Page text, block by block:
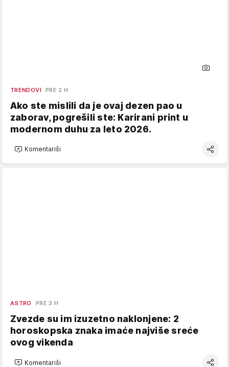
TRENDOVI PRE 2 H
Ako ste mislili da je ovaj dezen pao u
zaborav, pogrešili ste: Karirani print u
modernom duhu za leto 2026.
Komentariši
ASTRO PRE 3 H
Zvezde su im izuzetno naklonjene: 2
horoskopska znaka imaće najviše sreće
ovog vikenda
Komentariši